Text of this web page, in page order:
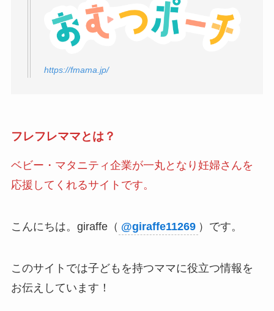
https://fmama.jp/
フレフレママとは？
ベビー・マタニティ企業が一丸となり妊婦さんを
応援してくれるサイトです。
こんにちは。giraffe（ @giraffe11269 ）です。
このサイトでは子どもを持つママに役立つ情報を
お伝えしています！